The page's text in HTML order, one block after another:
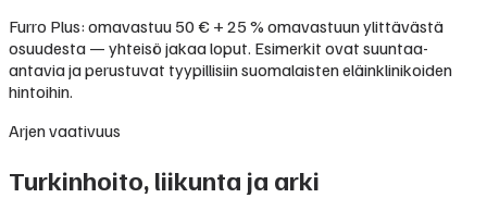
Furro Plus: omavastuu 50 € + 25 % omavastuun ylittävästä
osuudesta — yhteisö jakaa loput. Esimerkit ovat suuntaa-
antavia ja perustuvat tyypillisiin suomalaisten eläinklinikoiden
hintoihin.
Arjen vaativuus
Turkinhoito, liikunta ja arki